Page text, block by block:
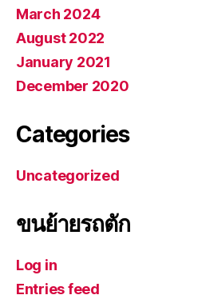
March 2024
August 2022
January 2021
December 2020
Categories
Uncategorized
ขนย้ายรถตัก
Log in
Entries feed